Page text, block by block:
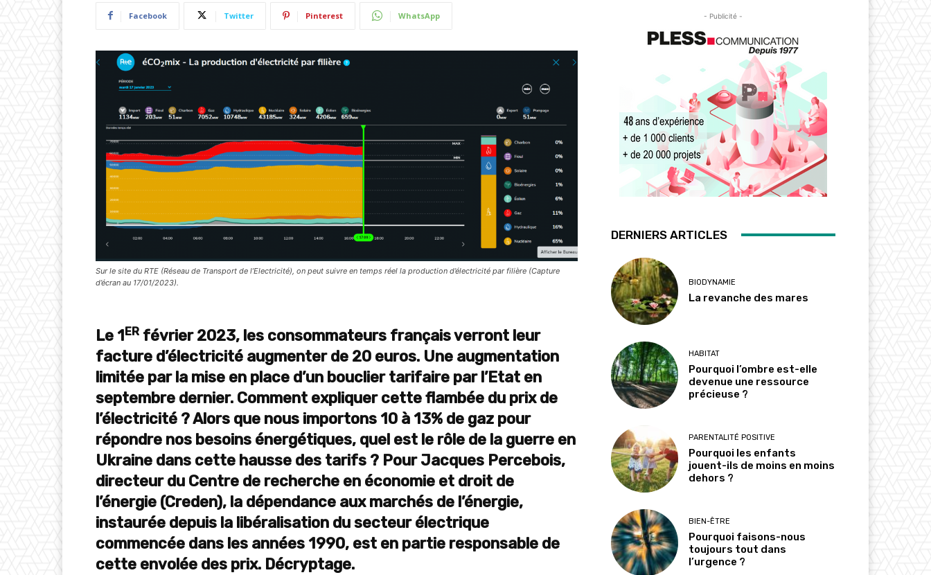
Facebook Twitter Pinterest WhatsApp
Sur le site du RTE (Réseau de Transport de l’Electricité), on peut suivre en temps réel la production d’électricité par filière (Capture
d’écran au 17/01/2023).
Le 1ER février 2023, les consommateurs français verront leur
facture d’électricité augmenter de 20 euros. Une augmentation
limitée par la mise en place d’un bouclier tarifaire par l’Etat en
septembre dernier. Comment expliquer cette flambée du prix de
l’électricité ? Alors que nous importons 10 à 13% de gaz pour
répondre nos besoins énergétiques, quel est le rôle de la guerre en
Ukraine dans cette hausse des tarifs ? Pour Jacques Percebois,
directeur du Centre de recherche en économie et droit de
l’énergie (Creden), la dépendance aux marchés de l’énergie,
instaurée depuis la libéralisation du secteur électrique
commencée dans les années 1990, est en partie responsable de
cette envolée des prix. Décryptage.
- Publicité -
DERNIERS ARTICLES
BIODYNAMIE
La revanche des mares
HABITAT
Pourquoi l’ombre est-elle
devenue une ressource
précieuse ?
PARENTALITÉ POSITIVE
Pourquoi les enfants
jouent-ils de moins en moins
dehors ?
BIEN-ÊTRE
Pourquoi faisons-nous
toujours tout dans
l’urgence ?